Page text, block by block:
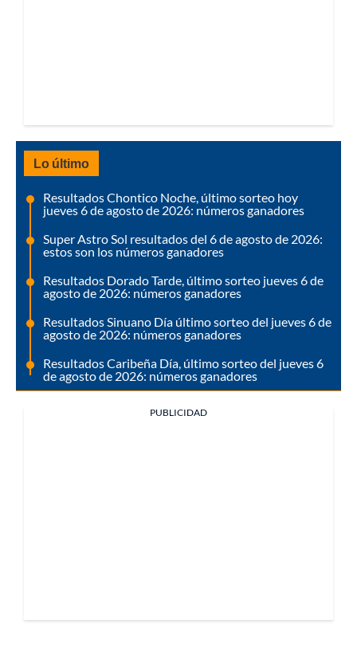
Lo último
Resultados Chontico Noche, último sorteo hoy
jueves 6 de agosto de 2026: números ganadores
Super Astro Sol resultados del 6 de agosto de 2026:
estos son los números ganadores
Resultados Dorado Tarde, último sorteo jueves 6 de
agosto de 2026: números ganadores
Resultados Sinuano Día último sorteo del jueves 6 de
agosto de 2026: números ganadores
Resultados Caribeña Día, último sorteo del jueves 6
de agosto de 2026: números ganadores
PUBLICIDAD